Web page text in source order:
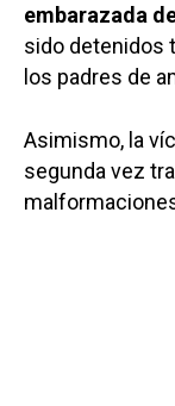
embarazada
sido detenidos
los padres de
Asimismo, la
segunda vez